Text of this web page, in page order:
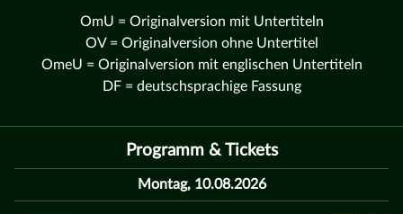
OmU = Originalversion mit Untertiteln
OV = Originalversion ohne Untertitel
OmeU = Originalversion mit englischen Untertiteln
DF = deutschsprachige Fassung
Programm & Tickets
Montag, 10.08.2026